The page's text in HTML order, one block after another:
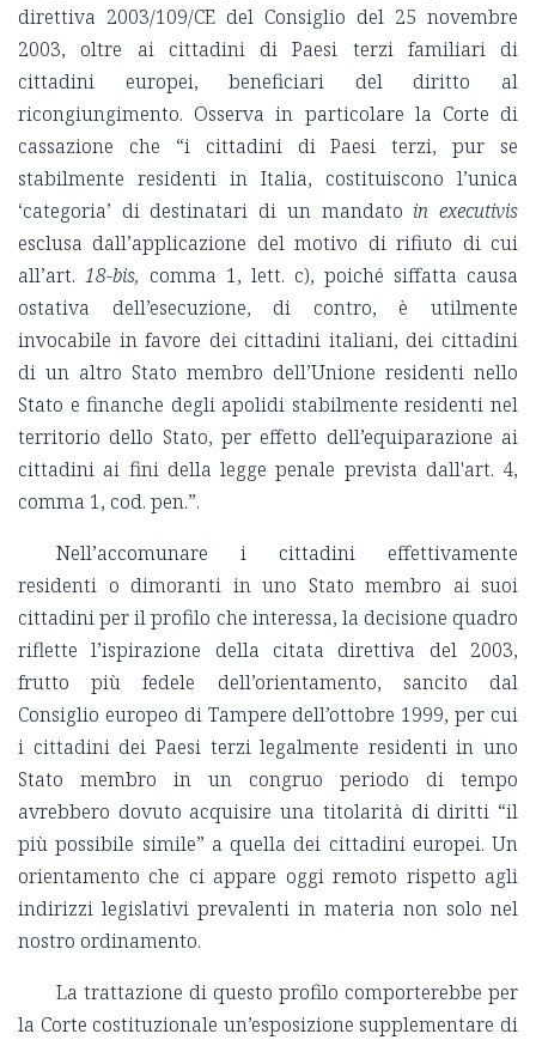
direttiva 2003/109/CE del Consiglio del 25 novembre
2003, oltre ai cittadini di Paesi terzi familiari di
cittadini europei, beneficiari del diritto al
ricongiungimento. Osserva in particolare la Corte di
cassazione che “i cittadini di Paesi terzi, pur se
stabilmente residenti in Italia, costituiscono l’unica
‘categoria’ di destinatari di un mandato in executivis
esclusa dall’applicazione del motivo di rifiuto di cui
all’art. 18-bis, comma 1, lett. c), poiché siffatta causa
ostativa dell’esecuzione, di contro, è utilmente
invocabile in favore dei cittadini italiani, dei cittadini
di un altro Stato membro dell’Unione residenti nello
Stato e finanche degli apolidi stabilmente residenti nel
territorio dello Stato, per effetto dell’equiparazione ai
cittadini ai fini della legge penale prevista dall'art. 4,
comma 1, cod. pen.”.
Nell’accomunare i cittadini effettivamente
residenti o dimoranti in uno Stato membro ai suoi
cittadini per il profilo che interessa, la decisione quadro
riflette l’ispirazione della citata direttiva del 2003,
frutto più fedele dell’orientamento, sancito dal
Consiglio europeo di Tampere dell’ottobre 1999, per cui
i cittadini dei Paesi terzi legalmente residenti in uno
Stato membro in un congruo periodo di tempo
avrebbero dovuto acquisire una titolarità di diritti “il
più possibile simile” a quella dei cittadini europei. Un
orientamento che ci appare oggi remoto rispetto agli
indirizzi legislativi prevalenti in materia non solo nel
nostro ordinamento.
La trattazione di questo profilo comporterebbe per
la Corte costituzionale un’esposizione supplementare di